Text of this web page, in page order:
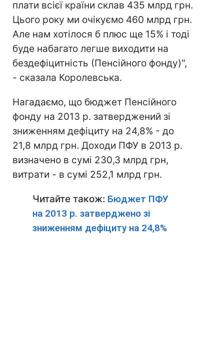
плати всієї країни склав 435 млрд грн.
Цього року ми очікуємо 460 млрд грн.
Але нам хотілося б плюс ще 15% і тоді
буде набагато легше виходити на
бездефіцитність (Пенсійного фонду)",
- сказала Королевська.
Нагадаємо, що бюджет Пенсійного
фонду на 2013 р. затверджений зі
зниженням дефіциту на 24,8% - до
21,8 млрд грн. Доходи ПФУ в 2013 р.
визначено в сумі 230,3 млрд грн,
витрати - в сумі 252,1 млрд грн.
Читайте також: Бюджет ПФУ
на 2013 р. затверджено зі
зниженням дефіциту на 24,8%